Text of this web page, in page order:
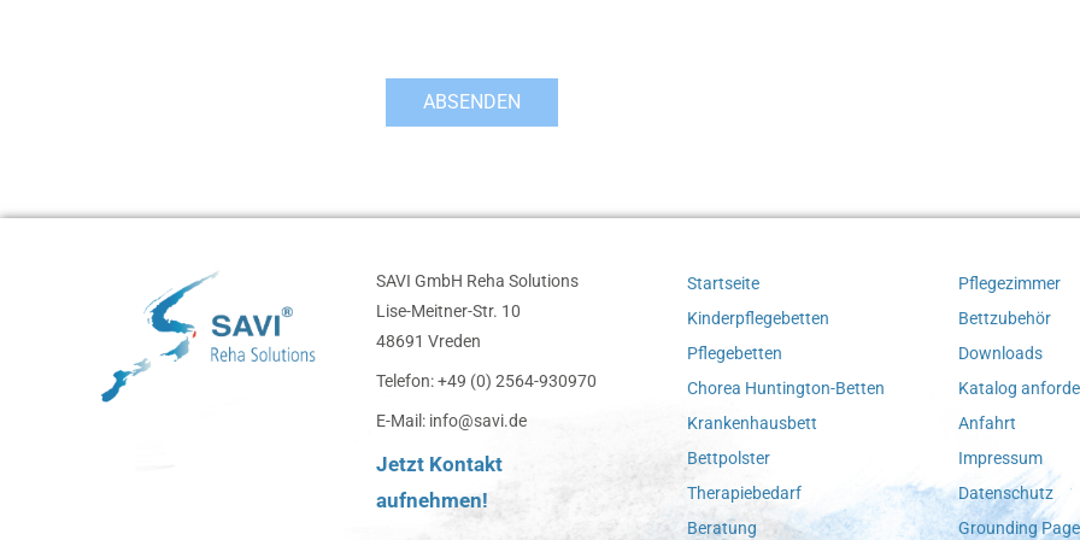
SAVI GmbH Reha Solutions
Lise-Meitner-Str. 10
48691 Vreden
Telefon: +49 (0) 2564-930970
E-Mail: info@savi.de
Jetzt Kontakt
aufnehmen!
Startseite
Kinderpflegebetten
Pflegebetten
Chorea Huntington-Betten
Krankenhausbett
Bettpolster
Therapiebedarf
Beratung
Pflegezimmer
Bettzubehör
Downloads
Katalog
Anfahrt
Impressum
Datenschutz
Grounding Page